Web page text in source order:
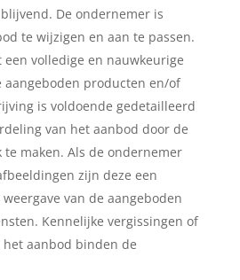
De ondernemer is
te wijzigen en aan te passen.
een volledige en nauwkeurige
aangeboden producten en/of
is voldoende gedetailleerd
van het aanbod door de
maken. Als de ondernemer
zijn deze een
van de aangeboden
Kennelijke vergissingen of
aanbod binden de